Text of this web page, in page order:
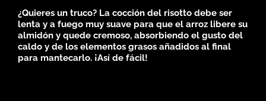
¿Quieres un truco? La cocción del risotto debe ser
lenta y a fuego muy suave para que el arroz libere su
almidón y quede cremoso, absorbiendo el gusto del
caldo y de los elementos grasos añadidos al final
para mantecarlo. ¡Así de fácil!